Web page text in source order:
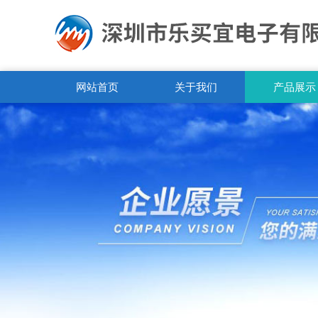
网站首页 关于我们 产品展示